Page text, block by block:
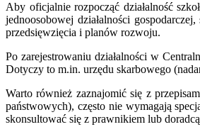
Aby oficjalnie rozpocząć działalność
jednoosobowej działalności
przedsięwzięcia i planów rozwoju.
Po zarejestrowaniu działalności w
Dotyczy to m.in. urzędu skarbowego
Warto również zaznajomić się z
państwowych), często nie wymagają
skonsultować się z prawnikiem lub